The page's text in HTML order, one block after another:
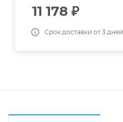
11 178 ₽
Срок доставки от 3 дней